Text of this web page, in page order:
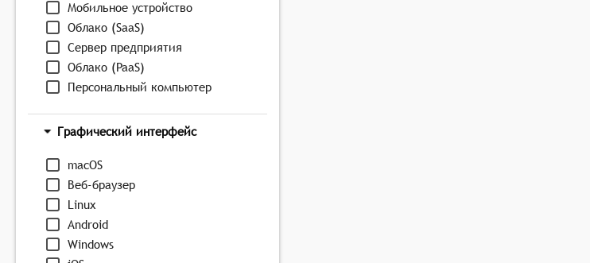
Мобильное устройство
Облако (SaaS)
Сервер предприятия
Облако (PaaS)
Персональный компьютер
Графический интерфейс
macOS
Веб-браузер
Linux
Android
Windows